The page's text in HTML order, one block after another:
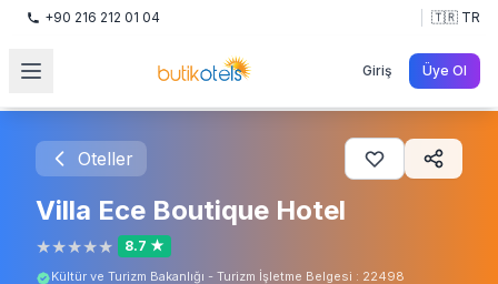
+90 216 212 01 04 🇹🇷 TR
Giriş Üye Ol
Oteller
Villa Ece Boutique Hotel
★★★★★ 8.7 ★
Kültür ve Turizm Bakanlığı - Turizm İşletme Belgesi : 22498